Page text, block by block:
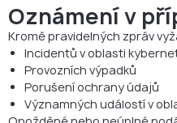
Oznámení v
Kromě pravidelných zpráv
Incidentů v oblasti
Provozních výpadků
Porušení ochrany údajů
Významných událostí v